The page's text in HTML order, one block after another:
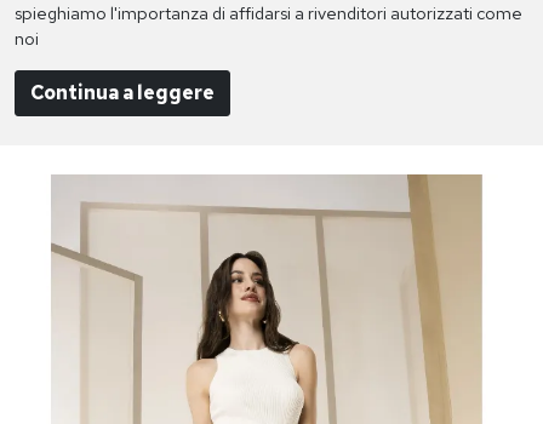
spieghiamo l'importanza di affidarsi a rivenditori autorizzati come
noi
Continua a leggere